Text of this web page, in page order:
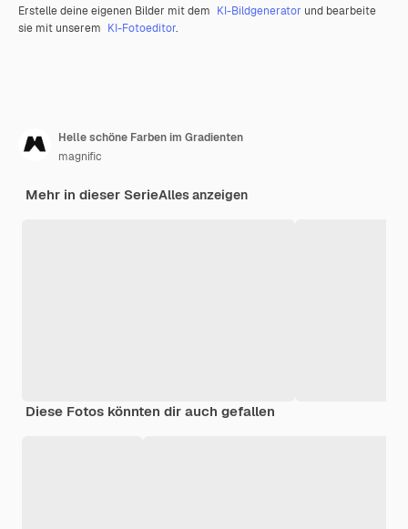
Erstelle deine eigenen Bilder mit dem KI-Bildgenerator und bearbeite
sie mit unserem KI-Fotoeditor.
Helle schöne Farben im Gradienten
magnific
Mehr in dieser SerieAlles anzeigen
Diese Fotos könnten dir auch gefallen